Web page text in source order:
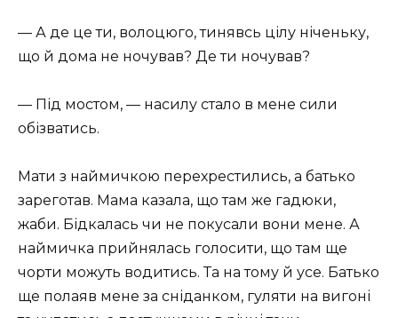
— А де це ти, волоцюго, тинявсь цілу ніченьку,
що й дома не ночував? Де ти ночував?
— Під мостом, — насилу стало в мене сили
обізватись.
Мати з наймичкою перехрестились, а батько
зареготав. Мама казала, що там же гадюки,
жаби. Бідкалась чи не покусали вони мене. А
наймичка прийнялась голосити, що там ще
чорти можуть водитись. Та на тому й усе. Батько
ще полаяв мене за сніданком, гуляти на вигоні